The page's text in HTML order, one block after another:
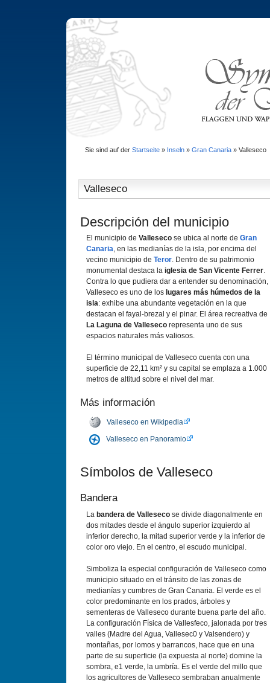
Sie sind auf der Startseite» Inseln» Gran Canaria» Valleseco
Valleseco
Descripción del municipio
El municipio de Valleseco se ubica al norte de Gran
Canaria, en las medianí­as de la isla, por encima del
vecino municipio de Teror. Dentro de su patrimonio
monumental destaca la iglesia de San Vicente Ferrer.
Contra lo que pudiera dar a entender su denominación,
Valleseco es uno de los lugares más húmedos de la
isla: exhibe una abundante vegetación en la que
destacan el fayal-brezal y el pinar. El área recreativa de
La Laguna de Valleseco representa uno de sus
espacios naturales más valiosos.
El término municipal de Valleseco cuenta con una
superficie de 22,11 km² y su capital se emplaza a 1.000
metros de altitud sobre el nivel del mar.
Más información
Valleseco en Wikipedia
Valleseco en Panoramio
Sí­mbolos de Valleseco
Bandera
La bandera de Valleseco se divide diagonalmente en
dos mitades desde el ángulo superior izquierdo al
inferior derecho, la mitad superior verde y la inferior de
color oro viejo. En el centro, el escudo municipal.
Simboliza la especial configuración de Valleseco como
municipio situado en el tránsito de las zonas de
medianías y cumbres de Gran Canaria. El verde es el
color predominante en los prados, árboles y
sementeras de Valleseco durante buena parte del año.
La configuración Física de Vallesfeco, jalonada por tres
valles (Madre del Agua, Vallesec0 y Valsendero) y
montañas, por lomos y barrancos, hace que en una
parte de su superficie (la expuesta al norte) domine la
sombra, e1 verde, la umbría. Es el verde del millo que
los agricultores de Valleseco sembraban anualmente